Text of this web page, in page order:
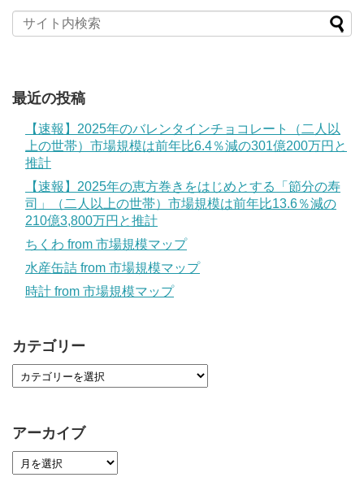
最近の投稿
【速報】2025年のバレンタインチョコレート（二人以
上の世帯）市場規模は前年比6.4％減の301億200万円と
推計
【速報】2025年の恵方巻きをはじめとする「節分の寿
司」（二人以上の世帯）市場規模は前年比13.6％減の
210億3,800万円と推計
ちくわ from 市場規模マップ
水産缶詰 from 市場規模マップ
時計 from 市場規模マップ
カテゴリー
アーカイブ